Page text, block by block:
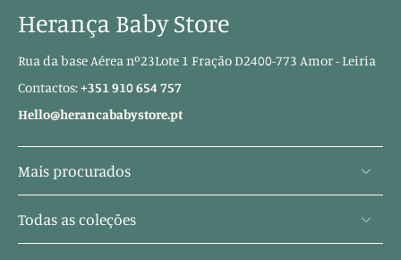
Herança Baby Store
Rua da base Aérea nº23Lote 1 Fração D2400-773 Amor - Leiria
Contactos:+351 910 654 757
Hello@herancababystore.pt
Mais procurados
Todas as coleções